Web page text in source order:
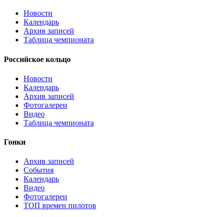
Новости
Календарь
Архив записей
Таблица чемпионата
Российское кольцо
Новости
Календарь
Архив записей
Фотогалереи
Видео
Таблица чемпионата
Гонки
Архив записей
События
Календарь
Видео
Фотогалереи
ТОП времен пилотов